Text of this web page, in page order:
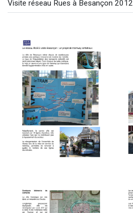
Visite réseau Rues à Besançon 2012